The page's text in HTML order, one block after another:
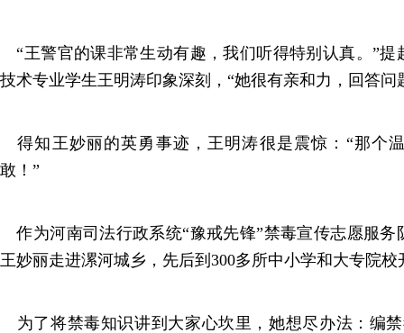
“王警官的课非常生动有趣，我们听得特别认真。”提
技术专业学生王明涛印象深刻，“她很有亲和力，回答问
得知王妙丽的英勇事迹，王明涛很是震惊：“那个
敢！”
作为河南司法行政系统“豫戒先锋”禁毒宣传志愿服务
王妙丽走进漯河城乡，先后到300多所中小学和大专院
为了将禁毒知识讲到大家心坎里，她想尽办法：编